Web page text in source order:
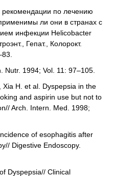
по лечению
ли они в странах с
инфекции Helicobacter
Гепат., Колорокт.
Nutr. 1994; Vol. 11: 97–105.
Xia H. et al. Dyspepsia in the
and aspirin use but not to
Arch. Intern. Med. 1998;
of esophagitis after
Digestive Endoscopy.
Dyspepsia// Clinical